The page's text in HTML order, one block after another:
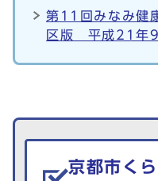
第11回みなみ健
区版 平成21年9
生活情報を探す
京都市く